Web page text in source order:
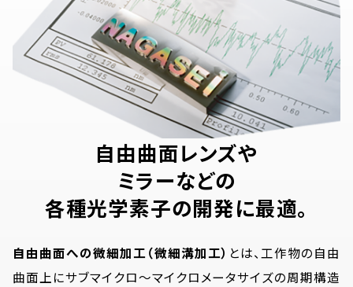
自由曲面レンズや
ミラーなどの
各種光学素子の開発に最適。
自由曲面への微細加工（微細溝加工） とは、工作物の自由
曲面上にサブマイクロ〜マイクロメータサイズの周期構造